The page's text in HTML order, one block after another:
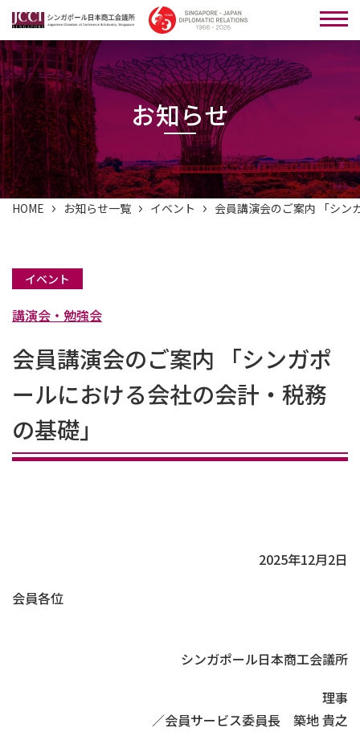
お知らせ
HOME お知らせ一覧 イベント 会員講演会のご案内 「シン
イベント
講演会・勉強会
会員講演会のご案内 「シンガポ
ールにおける会社の会計・税務
の基礎」
2025年12月2日
会員各位
シンガポール日本商工会議所
理事
／会員サービス委員長 築地 貴之